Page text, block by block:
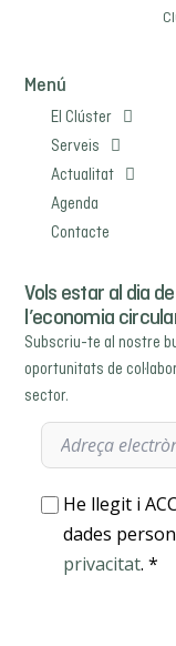
Menú
El Clúster
Serveis
Actualitat
Agenda
Contacte
Vols estar al dia
l’economia
Subscriu-te al nostre
oportunitats de
sector.